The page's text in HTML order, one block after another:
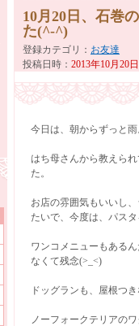
10月20日、石巻
た(^-^)
登録カテゴリ ： お友達
投稿日時 ： 2013年10月20
今日は、朝からずっと
はち母さんから教えら
た。
お店の雰囲気もいいし
たいで、今度は、パス
ワンコメニューもある
なくて残念(>_<)
ドッグランも、屋根つ
ノーフォークテリアの